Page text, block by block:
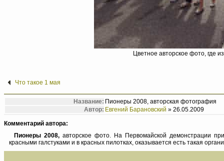
Цветное авторское фото, где
Что такое 1 мая
Название: Пионеры 2008, авторская фотография
Автор: Евгений Барановский » 26.05.2009
Комментарий автора:
Пионеры 2008, авторское фото. На Первомайской демонстрации
красными галстуками и в красных пилотках, оказывается есть такая